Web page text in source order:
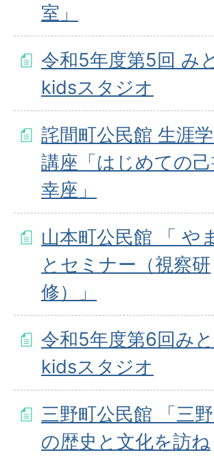
室」
令和5年度第5回 み
kidsスタジオ
詫間町公民館 生涯
講座「はじめての
幸座」
山本町公民館 「 や
とセミナー（視察研
修）」
令和5年度第6回み
kidsスタジオ
三野町公民館 「三
の歴史と文化を訪ね